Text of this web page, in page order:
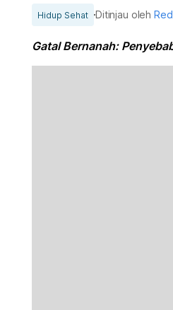
Hidup Sehat Ditinjau oleh
Gatal Bernanah: